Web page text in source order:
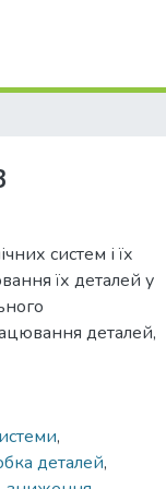
систем і їх
їх деталей у
деталей,
,
деталей,